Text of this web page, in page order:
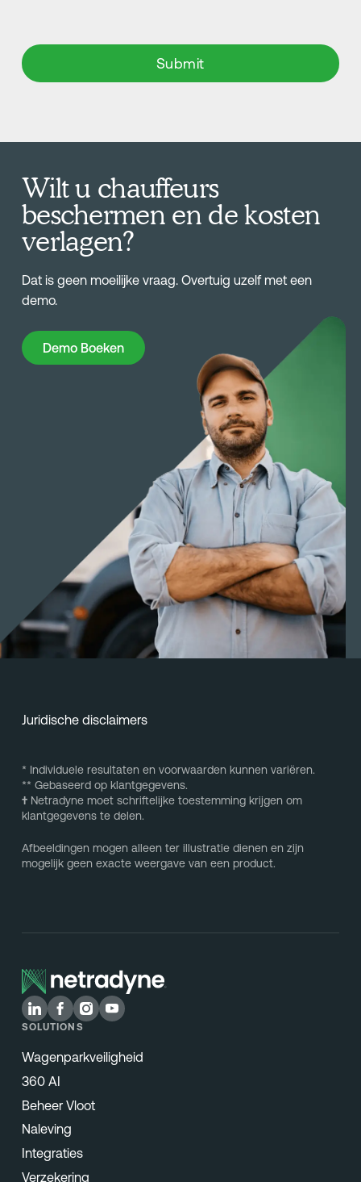
Wilt u chauffeurs
beschermen en de kosten
verlagen?
Dat is geen moeilijke vraag. Overtuig uzelf met een
demo.
Demo Boeken
Demo Boeken
Juridische disclaimers
* Individuele resultaten en voorwaarden kunnen variëren.
** Gebaseerd op klantgegevens.
†Netradyne moet schriftelijke toestemming krijgen om
klantgegevens te delen.
Afbeeldingen mogen alleen ter illustratie dienen en zijn
mogelijk geen exacte weergave van een product.
SOLUTIONS
Wagenparkveiligheid
360 AI
Beheer Vloot
Naleving
Integraties
Verzekering